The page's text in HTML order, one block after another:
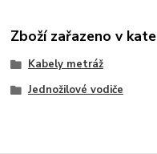
Zboží zařazeno v
Kabely metráž
Jednožilové vodiče